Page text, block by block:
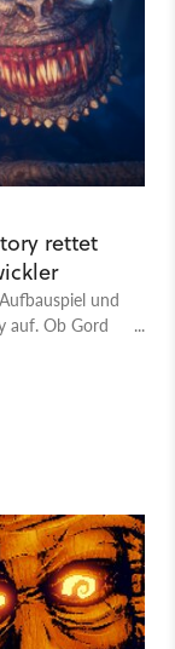
rettet
und
auf. Ob Gord